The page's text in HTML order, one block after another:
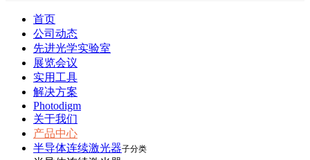
首页
公司动态
先进光学实验室
展览会议
实用工具
解决方案
Photodigm
关于我们
产品中心
半导体连续激光器子分类